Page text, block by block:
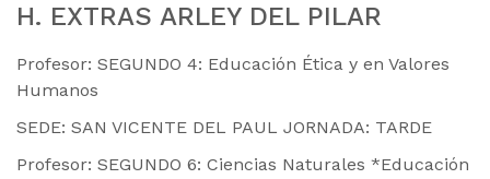
H. EXTRAS ARLEY DEL PILAR
Profesor: SEGUNDO 4: Educación Ética y en Valores
Humanos
SEDE: SAN VICENTE DEL PAUL JORNADA: TARDE
Profesor: SEGUNDO 6: Ciencias Naturales *Educación